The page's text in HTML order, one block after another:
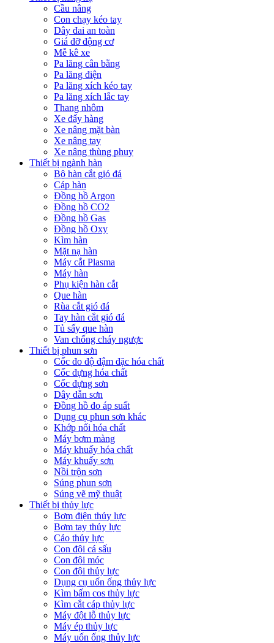
Cầu nâng
Con chạy kéo tay
Dây đai an toàn
Giá đỡ động cơ
Mễ kê xe
Pa lăng cân bằng
Pa lăng điện
Pa lăng xích kéo tay
Pa lăng xích lắc tay
Thang nhôm
Xe đẩy hàng
Xe nâng mặt bàn
Xe nâng tay
Xe nâng thùng phuy
Thiết bị ngành hàn
Bộ hàn cắt gió đá
Cáp hàn
Đồng hồ Argon
Đồng hồ CO2
Đồng hồ Gas
Đồng hồ Oxy
Kìm hàn
Mặt nạ hàn
Máy cắt Plasma
Máy hàn
Phụ kiện hàn cắt
Que hàn
Rùa cắt gió đá
Tay hàn cắt gió đá
Tủ sấy que hàn
Van chống cháy ngược
Thiết bị phun sơn
Cốc đo độ đậm đặc hóa chất
Cốc đựng hóa chất
Cốc đựng sơn
Dây dẫn sơn
Đồng hồ đo áp suất
Dụng cụ phun sơn khác
Khớp nối hóa chất
Máy bơm màng
Máy khuấy hóa chất
Máy khuấy sơn
Nồi trộn sơn
Súng phun sơn
Súng vẽ mỹ thuật
Thiết bị thủy lực
Bơm điện thủy lực
Bơm tay thủy lực
Cảo thủy lực
Con đội cá sấu
Con đội móc
Con đội thủy lực
Dụng cụ uốn ống thủy lực
Kìm bấm cos thủy lực
Kìm cắt cáp thủy lực
Máy đột lỗ thủy lực
Máy ép thủy lực
Máy uốn ống thủy lực